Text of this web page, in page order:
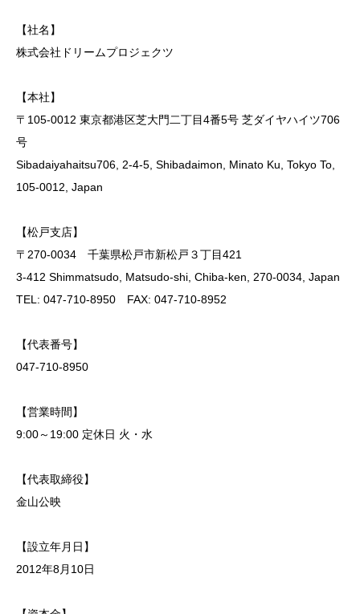
【社名】
株式会社ドリームプロジェクツ
【本社】
〒105-0012 東京都港区芝大門二丁目4番5号 芝ダイヤハイツ706
号
Sibadaiyahaitsu706, 2-4-5, Shibadaimon, Minato Ku, Tokyo To,
105-0012, Japan
【松戸支店】
〒270-0034 千葉県松戸市新松戸３丁目421
3-412 Shimmatsudo, Matsudo-shi, Chiba-ken, 270-0034, Japan
TEL: 047-710-8950 FAX: 047-710-8952
【代表番号】
047-710-8950
【営業時間】
9:00～19:00 定休日 火・水
【代表取締役】
金山公映
【設立年月日】
2012年8月10日